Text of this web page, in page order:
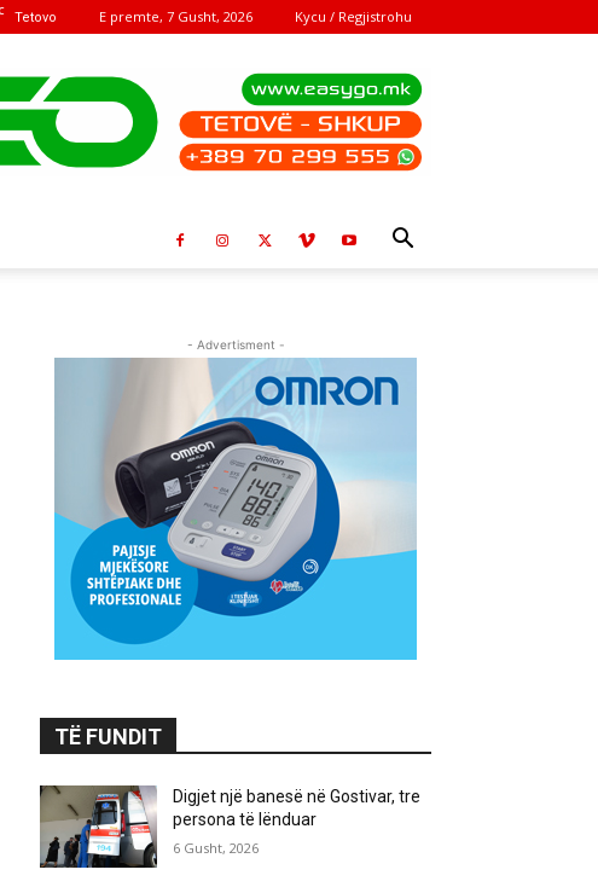
C Tetovo E premte, 7 Gusht, 2026 Kycu / Regjistrohu
- Advertisment -
TË FUNDIT
Digjet një banesë në Gostivar, tre
persona të lënduar
6 Gusht, 2026